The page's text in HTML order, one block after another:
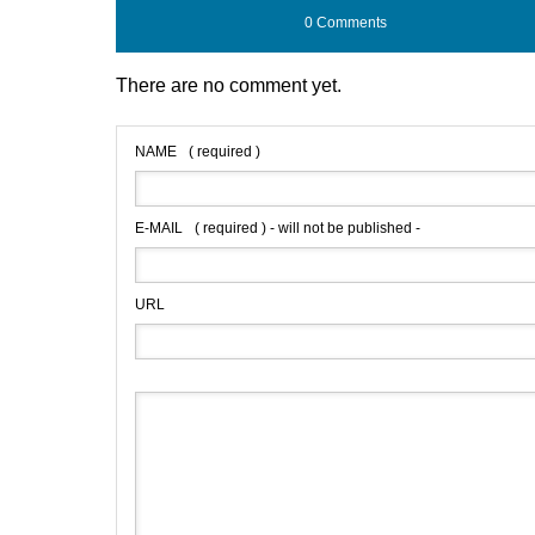
0 Comments
There are no comment yet.
NAME ( required )
E-MAIL ( required ) - will not be published -
URL